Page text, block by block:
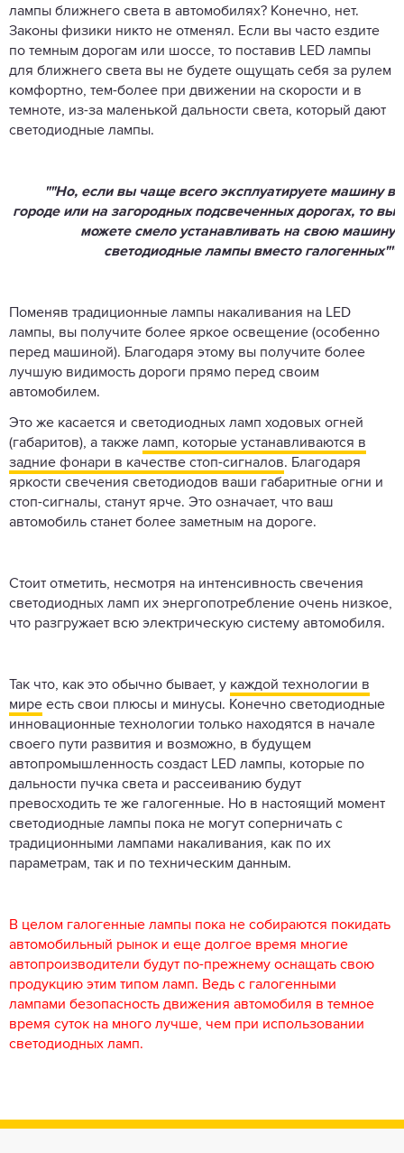
лампы ближнего света в автомобилях? Конечно, нет.
Законы физики никто не отменял. Если вы часто ездите
по темным дорогам или шоссе, то поставив LED лампы
для ближнего света вы не будете ощущать себя за рулем
комфортно, тем-более при движении на скорости и в
темноте, из-за маленькой дальности света, который дают
светодиодные лампы.
""Но, если вы чаще всего эксплуатируете машину в
городе или на загородных подсвеченных дорогах, то вы
можете смело устанавливать на свою машину
светодиодные лампы вместо галогенных""
Поменяв традиционные лампы накаливания на LED
лампы, вы получите более яркое освещение (особенно
перед машиной). Благодаря этому вы получите более
лучшую видимость дороги прямо перед своим
автомобилем.
Это же касается и светодиодных ламп ходовых огней
(габаритов), а также ламп, которые устанавливаются в
задние фонари в качестве стоп-сигналов. Благодаря
яркости свечения светодиодов ваши габаритные огни и
стоп-сигналы, станут ярче. Это означает, что ваш
автомобиль станет более заметным на дороге.
Стоит отметить, несмотря на интенсивность свечения
светодиодных ламп их энергопотребление очень низкое,
что разгружает всю электрическую систему автомобиля.
Так что, как это обычно бывает, у каждой технологии в
мире есть свои плюсы и минусы. Конечно светодиодные
инновационные технологии только находятся в начале
своего пути развития и возможно, в будущем
автопромышленность создаст LED лампы, которые по
дальности пучка света и рассеиванию будут
превосходить те же галогенные. Но в настоящий момент
светодиодные лампы пока не могут соперничать с
традиционными лампами накаливания, как по их
параметрам, так и по техническим данным.
В целом галогенные лампы пока не собираются покидать
автомобильный рынок и еще долгое время многие
автопроизводители будут по-прежнему оснащать свою
продукцию этим типом ламп. Ведь с галогенными
лампами безопасность движения автомобиля в темное
время суток на много лучше, чем при использовании
светодиодных ламп.